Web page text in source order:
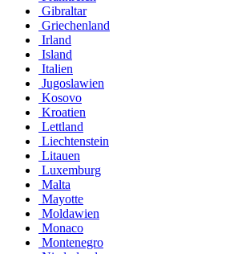
Gibraltar
Griechenland
Irland
Island
Italien
Jugoslawien
Kosovo
Kroatien
Lettland
Liechtenstein
Litauen
Luxemburg
Malta
Mayotte
Moldawien
Monaco
Montenegro